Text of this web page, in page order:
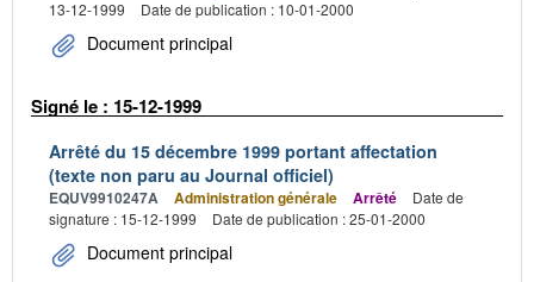
13-12-1999
Date de publication : 10-01-2000
Document principal
Signé le : 15-12-1999
Arrêté du 15 décembre 1999 portant affectation
(texte non paru au Journal officiel)
EQUV9910247A Administration générale Arrêté
Date de
signature : 15-12-1999
Date de publication : 25-01-2000
Document principal